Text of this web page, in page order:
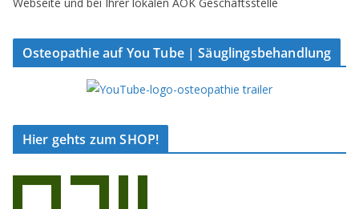
Osteopathie auf You Tube | Säuglingsbehandlung
Hier gehts zum SHOP!